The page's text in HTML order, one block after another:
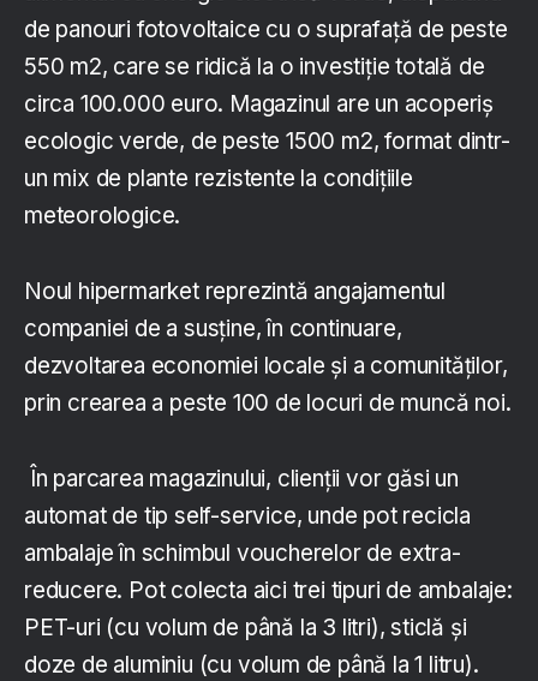
de panouri fotovoltaice cu o suprafață de peste
550 m2, care se ridică la o investiție totală de
circa 100.000 euro. Magazinul are un acoperiș
ecologic verde, de peste 1500 m2, format dintr-
un mix de plante rezistente la condițiile
meteorologice.
Noul hipermarket reprezintă angajamentul
companiei de a susține, în continuare,
dezvoltarea economiei locale și a comunităților,
prin crearea a peste 100 de locuri de muncă noi.
În parcarea magazinului, clienții vor găsi un
automat de tip self-service, unde pot recicla
ambalaje în schimbul voucherelor de extra-
reducere. Pot colecta aici trei tipuri de ambalaje:
PET-uri (cu volum de până la 3 litri), sticlă și
doze de aluminiu (cu volum de până la 1 litru).